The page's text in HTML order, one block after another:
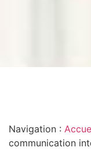
Navigation :
communication